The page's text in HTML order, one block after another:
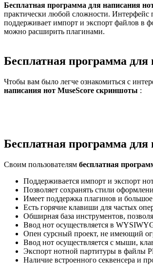
Бесплатная программа для написания
практически любой сложности. Интерфейс
поддерживает импорт и экспорт файлов в
можно расширить плагинами.
Бесплатная программа
Чтобы вам было легче ознакомиться с
написания нот MuseScore скриншоты :
Бесплатная программа
Своим пользователям бесплатная
Поддерживается импорт и экспорт
Позволяет сохранять стили
Имеет поддержка плагинов и
Есть горячие клавиши для частых
Обширная база инструментов,
Ввод нот осуществляется в
Опен сурсный проект, не имеющий
Ввод нот осуществляется с мыши,
Экспорт нотной партитуры в файлы
Наличие встроенного секвенсера и